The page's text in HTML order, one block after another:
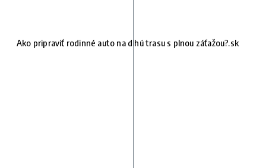
Ako pripraviť rodinné auto na dlhú trasu s plnou záťažou?.sk